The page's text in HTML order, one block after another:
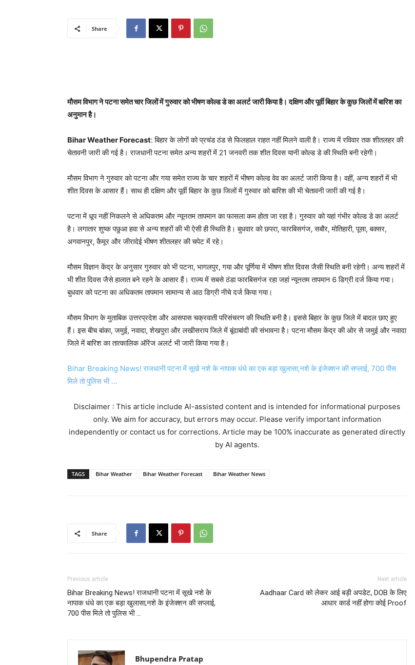
Share
मौसम विभाग ने पटना समेत चार जिलों में गुरुवार को भीषण कोल्ड डे का अलर्ट जारी किया है। दक्षिण और पूर्वी बिहार के कुछ जिलों में बारिश का
अनुमान है।
Bihar Weather Forecast: बिहार के लोगों को प्रचंड ठंड से फिलहाल राहत नहीं मिलने वाली है। राज्य में रविवार तक शीतलहर की
चेतावनी जारी की गई है। राजधानी पटना समेत अन्य शहरों में 21 जनवरी तक शीत दिवस यानी कोल्ड डे की स्थिति बनी रहेगी।
मौसम विभाग ने गुरुवार को पटना और गया समेत राज्य के चार शहरों में भीषण कोल्ड वेव का अलर्ट जारी किया है। वहीं, अन्य शहरों में भी
शीत दिवस के आसार हैं। साथ ही दक्षिण और पूर्वी बिहार के कुछ जिलों में गुरुवार को बारिश की भी चेतावनी जारी की गई है।
पटना में धूप नहीं निकलने से अधिकतम और न्यूनतम तापमान का फासला कम होता जा रहा है। गुरुवार को यहां गंभीर कोल्ड डे का अलर्ट
है। लगातार शुष्क पछुआ हवा से अन्य शहरों की भी ऐसी ही स्थिति है। बुधवार को छपरा, फारबिसगंज, सबौर, मोतिहारी, पूसा, बक्सर,
अगवानपुर, कैमूर और जीरादेई भीषण शीतलहर की चपेट में रहे।
मौसम विज्ञान केंद्र के अनुसार गुरुवार को भी पटना, भागलपुर, गया और पूर्णिया में भीषण शीत दिवस जैसी स्थिति बनी रहेगी। अन्य शहरों में
भी शीत दिवस जैसे हालात बने रहने के आसार हैं। राज्य में सबसे ठंडा फारबिसगंज रहा जहां न्यूनतम तापमान 6 डिग्री दर्ज किया गया।
बुधवार को पटना का अधिकतम तापमान सामान्य से आठ डिग्री नीचे दर्ज किया गया।
मौसम विभाग के मुताबिक उत्तरप्रदेश और आसपास चक्रवाती परिसंचरण की स्थिति बनी है। इससे बिहार के कुछ जिले में बादल छाए हुए
हैं। इस बीच बांका, जमुई, नवादा, शेखपुरा और लखीसराय जिले में बूंदाबांदी की संभावना है। पटना मौसम केंद्र की ओर से जमुई और नवादा
जिले में बारिश का तात्कालिक ऑरेंज अलर्ट भी जारी किया गया है।
Bihar Breaking News! राजधानी पटना में सूखे नशे के नापाक धंधे का एक बड़ा खुलासा,नशे के इंजेक्शन की सप्लाई, 700 पीस
मिले तो पुलिस भी …
Disclaimer : This article include AI-assisted content and is intended for informational purposes
only. We aim for accuracy, but errors may occur. Please verify important information
independently or contact us for corrections. Article may be 100% inaccurate as generated directly
by AI agents.
TAGS Bihar Weather Bihar Weather Forecast Bihar Weather News
Share
Previous article
Bihar Breaking News! राजधानी पटना में सूखे नशे के
नापाक धंधे का एक बड़ा खुलासा,नशे के इंजेक्शन की सप्लाई,
700 पीस मिले तो पुलिस भी …
Next article
Aadhaar Card को लेकर आई बड़ी अपडेट, DOB के लिए
आधार कार्ड नहीं होगा कोई Proof
Bhupendra Pratap